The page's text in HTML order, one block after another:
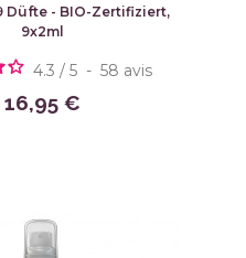
Düfte - BIO-Zertifiziert,
9x2ml
4.3 / 5 - 58 avis
16,95 €